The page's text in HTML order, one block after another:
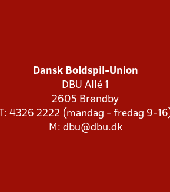
Dansk Boldspil-Union
DBU Allé 1
2605 Brøndby
T: 4326 2222 (mandag - fredag 9-
M: dbu@dbu.dk